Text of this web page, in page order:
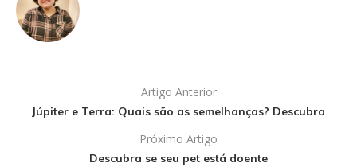
Artigo Anterior
Júpiter e Terra: Quais são as semelhanças? Descubra
Próximo Artigo
Descubra se seu pet está doente